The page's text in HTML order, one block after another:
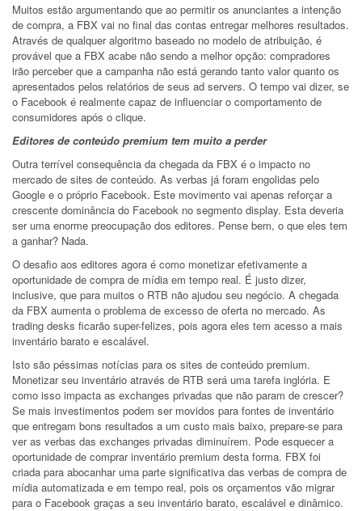
Muitos estão argumentando que ao permitir os anunciantes a intenção
de compra, a FBX vai no final das contas entregar melhores resultados.
Através de qualquer algoritmo baseado no modelo de atribuição, é
provável que a FBX acabe não sendo a melhor opção: compradores
irão perceber que a campanha não está gerando tanto valor quanto os
apresentados pelos relatórios de seus ad servers. O tempo vai dizer, se
o Facebook é realmente capaz de influenciar o comportamento de
consumidores após o clique.
Editores de conteúdo premium tem muito a perder
Outra terrível consequência da chegada da FBX é o impacto no
mercado de sites de conteúdo. As verbas já foram engolidas pelo
Google e o próprio Facebook. Este movimento vai apenas reforçar a
crescente dominância do Facebook no segmento display. Esta deveria
ser uma enorme preocupação dos editores. Pense bem, o que eles tem
a ganhar? Nada.
O desafio aos editores agora é como monetizar efetivamente a
oportunidade de compra de mídia em tempo real. É justo dizer,
inclusive, que para muitos o RTB não ajudou seu negócio. A chegada
da FBX aumenta o problema de excesso de oferta no mercado. As
trading desks ficarão super-felizes, pois agora eles tem acesso a mais
inventário barato e escalável.
Isto são péssimas notícias para os sites de conteúdo premium.
Monetizar seu inventário através de RTB será uma tarefa inglória. E
como isso impacta as exchanges privadas que não param de crescer?
Se mais investimentos podem ser movidos para fontes de inventário
que entregam bons resultados a um custo mais baixo, prepare-se para
ver as verbas das exchanges privadas diminuírem. Pode esquecer a
oportunidade de comprar inventário premium desta forma. FBX foi
criada para abocanhar uma parte significativa das verbas de compra de
mídia automatizada e em tempo real, pois os orçamentos vão migrar
para o Facebook graças a seu inventário barato, escalável e dinâmico.